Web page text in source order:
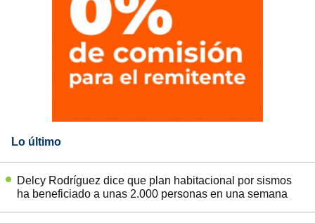
Lo último
Delcy Rodríguez dice que plan habitacional por sismos
ha beneficiado a unas 2.000 personas en una semana